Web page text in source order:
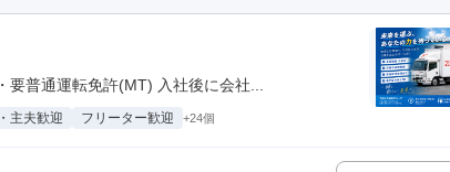
普通運転免許(MT) 入社後に会社...
主夫歓迎 フリーター歓迎 +24個